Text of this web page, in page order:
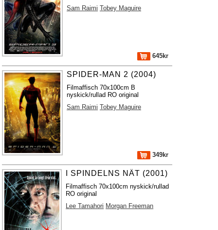
Sam Raimi Tobey Maguire
645kr
SPIDER-MAN 2 (2004)
Filmaffisch 70x100cm B
nyskick/rullad RO original
Sam Raimi Tobey Maguire
349kr
I SPINDELNS NÄT (2001)
Filmaffisch 70x100cm nyskick/rullad
RO original
Lee Tamahori Morgan Freeman